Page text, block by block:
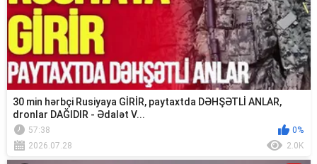
30 min hərbçi Rusiyaya GİRİR, paytaxtda DƏHŞƏTLİ ANLAR,
dronlar DAĞIDIR - Ədalət V...
57:38
0%
2026.07.28
2.0K